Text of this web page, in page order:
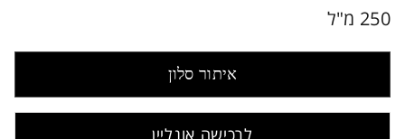
250 מ"ל
איתור סלון
לרכישה אונליין